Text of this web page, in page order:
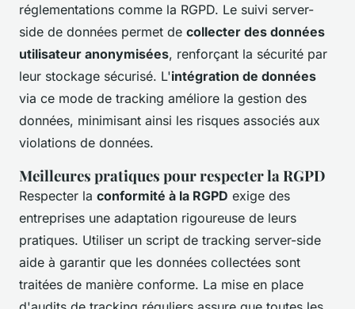
réglementations comme la RGPD. Le suivi server-
side de données permet de collecter des données
utilisateur anonymisées, renforçant la sécurité par
leur stockage sécurisé. L'intégration de données
via ce mode de tracking améliore la gestion des
données, minimisant ainsi les risques associés aux
violations de données.
Meilleures pratiques pour respecter la RGPD
Respecter la conformité à la RGPD exige des
entreprises une adaptation rigoureuse de leurs
pratiques. Utiliser un script de tracking server-side
aide à garantir que les données collectées sont
traitées de manière conforme. La mise en place